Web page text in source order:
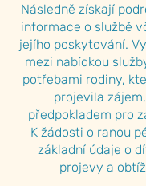
Následně získají
informace o službě
jejího poskytování.
mezi nabídkou
potřebami rodiny,
projevila
předpokladem pro
K žádosti o ranou
základní údaje o
projevy a